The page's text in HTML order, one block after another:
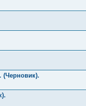
(Черновик).